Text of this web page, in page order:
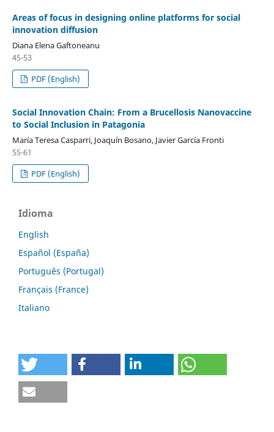
Areas of focus in designing online platforms for social
innovation diffusion
Diana Elena Gaftoneanu
45-53
PDF (English)
Social Innovation Chain: From a Brucellosis Nanovaccine
to Social Inclusion in Patagonia
María Teresa Casparri, Joaquín Bosano, Javier García Fronti
55-61
PDF (English)
Idioma
English
Español (España)
Português (Portugal)
Français (France)
Italiano